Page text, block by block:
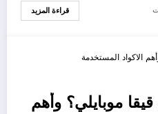
قراءة المزيد
موبايلي؟ وأهم